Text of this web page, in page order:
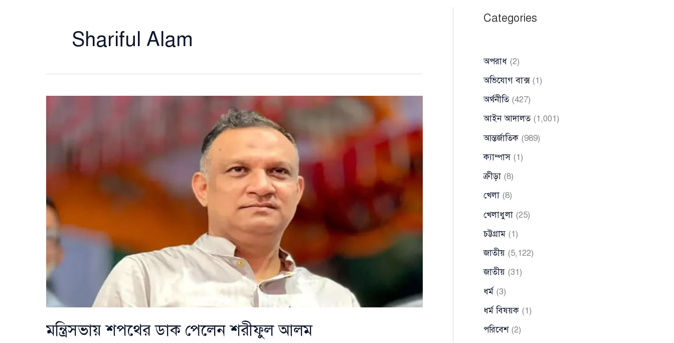
Shariful Alam
মন্ত্রিসভায় শপথের ডাক পেলেন শরীফুল আলম
Categories
অপরাধ (2)
অভিযোগ বাক্স(1)
অর্থনীতি(427)
আইন আদালত(1,001)
আন্তর্জাতিক (989)
ক্যাম্পাস (1)
ক্রীড়া (8)
খেলা (8)
খেলাধুলা (25)
চট্টগ্রাম (1)
জাতীয় (5,122)
জাতীয় (31)
ধর্ম (3)
ধর্ম বিষয়ক (1)
পরিবেশ(2)